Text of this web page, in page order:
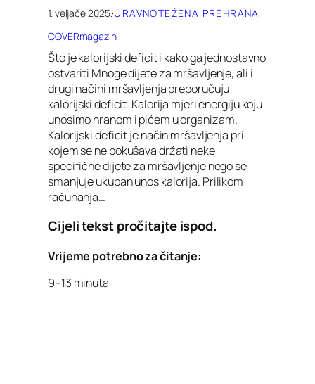
1. veljače 2025.·URAVNOTEŽENA PREHRANA
COVERmagazin
Što je kalorijski deficit i kako ga jednostavno
ostvariti Mnoge dijete za mršavljenje, ali i
drugi načini mršavljenja preporučuju
kalorijski deficit. Kalorija mjeri energiju koju
unosimo hranom i pićem u organizam.
Kalorijski deficit je način mršavljenja pri
kojem se ne pokušava držati neke
specifične dijete za mršavljenje nego se
smanjuje ukupan unos kalorija. Prilikom
računanja…
Cijeli tekst pročitajte ispod.
Vrijeme potrebno za čitanje:
9–13 minuta